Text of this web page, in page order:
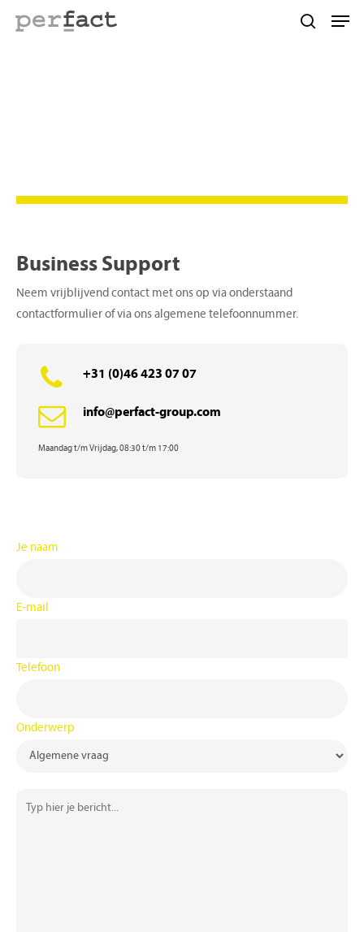
Business Support
Neem vrijblijvend contact met ons op via onderstaand
contactformulier of via ons algemene telefoonnummer.
+31 (0)46 423 07 07
info@perfact-group.com
Maandag t/m Vrijdag, 08:30 t/m 17:00
Je naam
E-mail
Telefoon
Onderwerp